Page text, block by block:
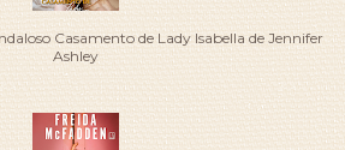
Casamento de Lady Isabella de Jennifer
Ashley